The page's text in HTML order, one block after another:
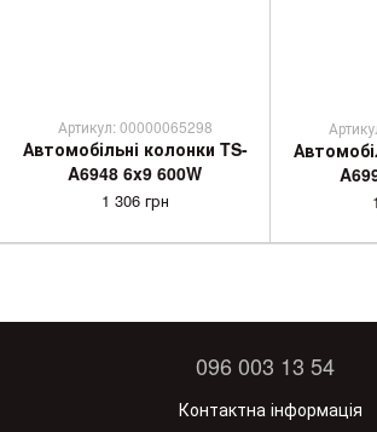
Артикул: 00000065298
Автомобільні колонки TS-
A6948 6x9 600W
1 306 грн
096 003 13 54
Контактна інформація